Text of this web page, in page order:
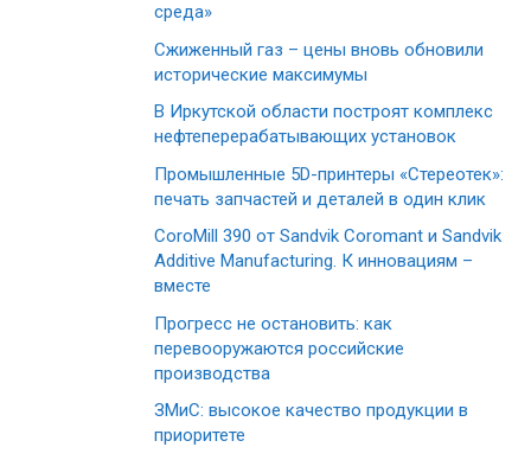
среда»
Сжиженный газ – цены вновь обновили
исторические максимумы
В Иркутской области построят комплекс
нефтеперерабатывающих установок
Промышленные 5D-принтеры «Стереотек»:
печать запчастей и деталей в один клик
CoroMill 390 от Sandvik Coromant и Sandvik
Additive Manufacturing. К инновациям –
вместе
Прогресс не остановить: как
перевооружаются российские
производства
ЗМиС: высокое качество продукции в
приоритете